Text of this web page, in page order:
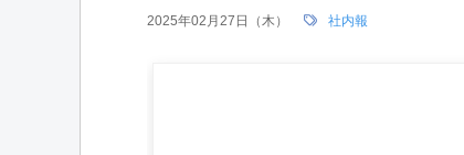
2025年02月27日（木） 社内報